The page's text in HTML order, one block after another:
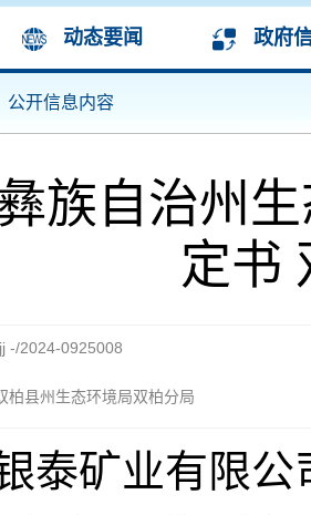
动态要闻 政府
公开信息内容
族自治州
定书
-/2024-0925008
柏县州生态环境局双柏分局
泰矿业有限公